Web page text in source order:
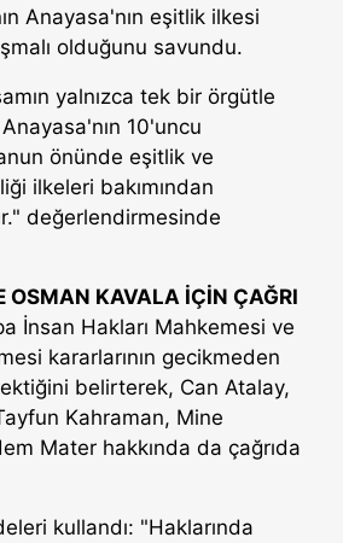
Anayasa'nın eşitlik ilkesi
olduğunu savundu.
yalnızca tek bir örgütle
Anayasa'nın 10'uncu
önünde eşitlik ve
ilkeleri bakımından
değerlendirmesinde
OSMAN KAVALA İÇİN ÇAĞRI
İnsan Hakları Mahkemesi ve
kararlarının gecikmeden
belirterek, Can Atalay,
Kahraman, Mine
Mater hakkında da çağrıda
kullandı: "Haklarında